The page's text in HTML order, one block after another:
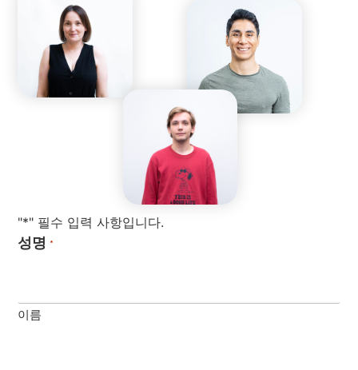
"*" 필수 입력 사항입니다.
성명 *
이름